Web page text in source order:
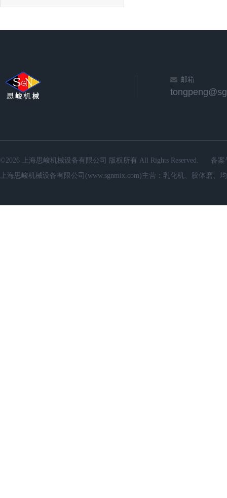
邮箱
©2026 上海思峻机械设备有限公司 版权所有 All Rights Reserved.
备案
上海思峻机械设备有限公司(www.sgnmix.com)主营：乳化机、胶体磨